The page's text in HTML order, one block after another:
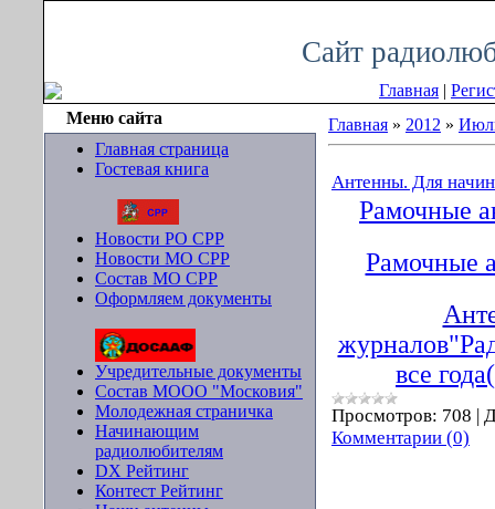
Сайт
Главная |
Меню сайта
Главная страница
Гостевая книга
Новости РО СРР
Новости МО СРР
Состав МО СРР
Оформляем документы
Учредительные документы
Состав МООО "Московия"
Молодежная страничка
Начинающим
радиолюбителям
DX Рейтинг
Контест Рейтинг
Главная » 2012 »
Антенны. Для
Рамочные
Рамочные
все
Просмотров: 708 |
Комментарии (0)